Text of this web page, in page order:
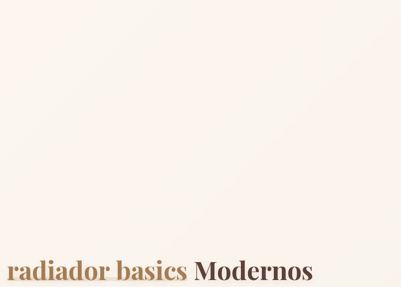
radiador basicsModernos